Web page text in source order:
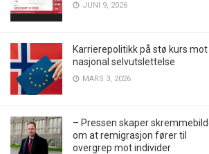
JUNI 9, 2026
Karrierepolitikk på stø kurs mot
nasjonal selvutslettelse
MARS 3, 2026
– Pressen skaper
om at remigrasjon fører til
overgrep mot individer